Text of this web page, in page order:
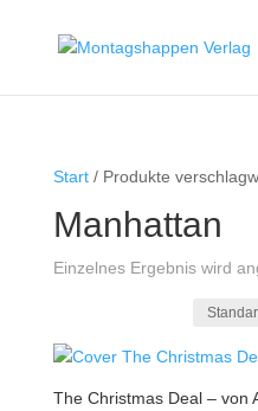
Start/ Produkte
Manhattan
Einzelnes Ergebnis wird
The Christmas Deal – von